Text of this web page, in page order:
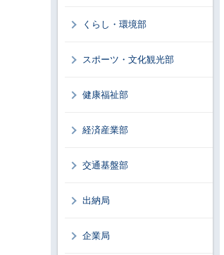
くらし・環境部
スポーツ・文化観光部
健康福祉部
経済産業部
交通基盤部
出納局
企業局